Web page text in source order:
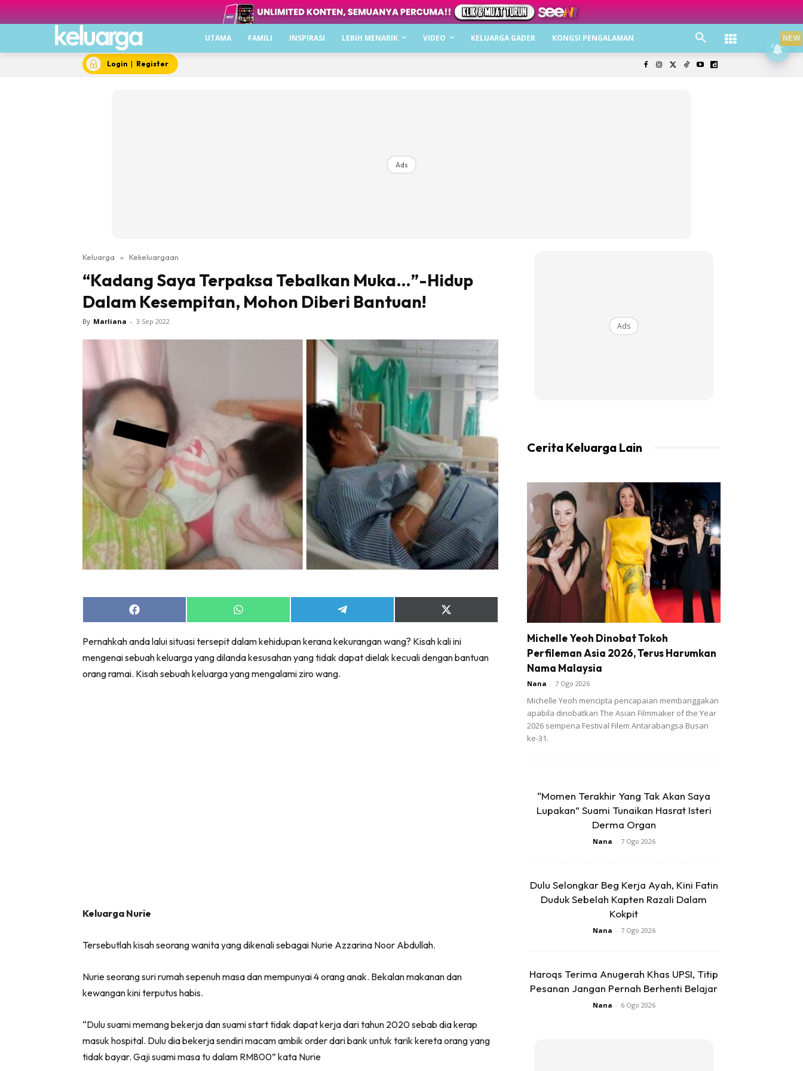
UTAMA FAMILI INSPIRASI LEBIH MENARIK VIDEO KELUARGA GADER KONGSI PENGALAMAN
Login | Register
Ads
Keluarga » Kekeluargaan
“Kadang Saya Terpaksa Tebalkan Muka…”-Hidup
Dalam Kesempitan, Mohon Diberi Bantuan!
By Marliana - 3 Sep 2022
Share
on
Share
on
Share
on
Share
on
(Twitter)
Pernahkah anda lalui situasi tersepit dalam kehidupan kerana kekurangan wang? Kisah kali ini
mengenai sebuah keluarga yang dilanda kesusahan yang tidak dapat dielak kecuali dengan bantuan
orang ramai. Kisah sebuah keluarga yang mengalami ziro wang.
Keluarga Nurie
Tersebutlah kisah seorang wanita yang dikenali sebagai Nurie Azzarina Noor Abdullah.
Nurie seorang suri rumah sepenuh masa dan mempunyai 4 orang anak. Bekalan makanan dan
kewangan kini terputus habis.
“Dulu suami memang bekerja dan suami start tidak dapat kerja dari tahun 2020 sebab dia kerap
masuk hospital. Dulu dia bekerja sendiri macam ambik order dari bank untuk tarik kereta orang yang
tidak bayar. Gaji suami masa tu dalam RM800” kata Nurie
Ads
Cerita Keluarga Lain
Michelle Yeoh Dinobat Tokoh
Perfileman Asia 2026, Terus Harumkan
Nama Malaysia
Nana - 7 Ogo 2026
Michelle Yeoh mencipta pencapaian membanggakan
apabila dinobatkan The Asian Filmmaker of the Year
2026 sempena Festival Filem Antarabangsa Busan
ke-31.
“Momen Terakhir Yang Tak Akan Saya
Lupakan” Suami Tunaikan Hasrat Isteri
Derma Organ
Nana - 7 Ogo 2026
Dulu Selongkar Beg Kerja Ayah, Kini Fatin
Duduk Sebelah Kapten Razali Dalam
Kokpit
Nana - 7 Ogo 2026
Haroqs Terima Anugerah Khas UPSI, Titip
Pesanan Jangan Pernah Berhenti Belajar
Nana - 6 Ogo 2026
NEW